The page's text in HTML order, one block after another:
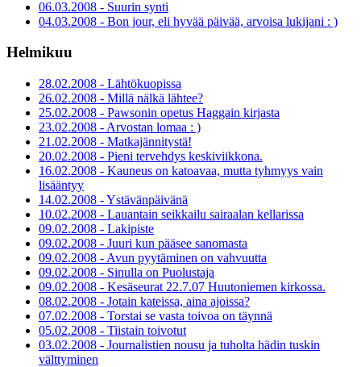
06.03.2008 - Suurin synti
04.03.2008 - Bon jour, eli hyvää päivää, arvoisa lukijani : )
Helmikuu
28.02.2008 - Lähtökuopissa
26.02.2008 - Millä nälkä lähtee?
25.02.2008 - Pawsonin opetus Haggain kirjasta
23.02.2008 - Arvostan lomaa : )
21.02.2008 - Matkajännitystä!
20.02.2008 - Pieni tervehdys keskiviikkona.
16.02.2008 - Kauneus on katoavaa, mutta tyhmyys vain
lisääntyy
14.02.2008 - Ystävänpäivänä
10.02.2008 - Lauantain seikkailu sairaalan kellarissa
09.02.2008 - Lakipiste
09.02.2008 - Juuri kun pääsee sanomasta
09.02.2008 - Avun pyytäminen on vahvuutta
09.02.2008 - Sinulla on Puolustaja
09.02.2008 - Kesäseurat 22.7.07 Huutoniemen kirkossa.
08.02.2008 - Jotain kateissa, aina ajoissa?
07.02.2008 - Torstai se vasta toivoa on täynnä
05.02.2008 - Tiistain toivotut
03.02.2008 - Journalistien nousu ja tuholta hädin tuskin
välttyminen